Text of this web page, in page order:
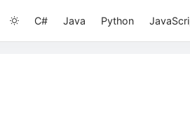
C# Java Python